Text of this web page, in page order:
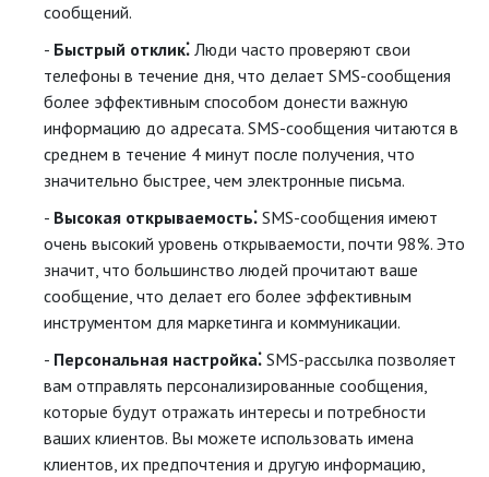
сообщений.
Быстрый отклик⁚ Люди часто проверяют свои
телефоны в течение дня, что делает SMS-сообщения
более эффективным способом донести важную
информацию до адресата. SMS-сообщения читаются в
среднем в течение 4 минут после получения, что
значительно быстрее, чем электронные письма.
Высокая открываемость⁚ SMS-сообщения имеют
очень высокий уровень открываемости, почти 98%. Это
значит, что большинство людей прочитают ваше
сообщение, что делает его более эффективным
инструментом для маркетинга и коммуникации.
Персональная настройка⁚ SMS-рассылка позволяет
вам отправлять персонализированные сообщения,
которые будут отражать интересы и потребности
ваших клиентов. Вы можете использовать имена
клиентов, их предпочтения и другую информацию,